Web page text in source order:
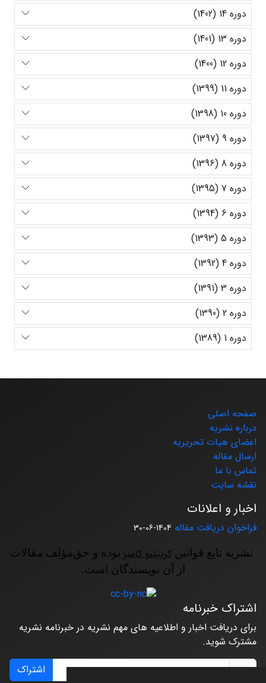
دوره 14 (1402)
دوره 13 (1401)
دوره 12 (1400)
دوره 11 (1399)
دوره 10 (1398)
دوره 9 (1397)
دوره 8 (1396)
دوره 7 (1395)
دوره 6 (1394)
دوره 5 (1393)
دوره 4 (1392)
دوره 3 (1391)
دوره 2 (1390)
دوره 1 (1389)
صفحه اصلی
درباره نشریه
اعضای هیات تحریریه
ارسال مقاله
تماس با ما
نقشه سایت
اخبار و اعلانات
فراخوان دریافت مقاله 1404-06-30
نشریه تابع قوانین کرییتیو کامنز بوده و حق‌مؤلف مقالات
از آن نویسندگان است.
اشتراک خبرنامه
برای دریافت اخبار و اطلاعیه های مهم نشریه در خبرنامه نشریه
مشترک شوید.
اشتراک